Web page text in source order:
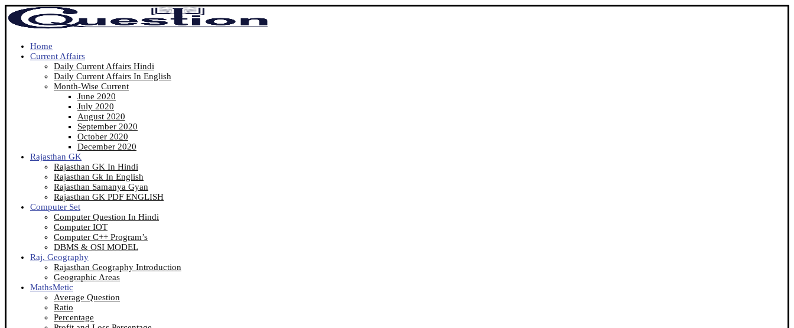
Home
Current Affairs
Daily Current Affairs Hindi
Daily Current Affairs In English
Month-Wise Current
June 2020
July 2020
August 2020
September 2020
October 2020
December 2020
Rajasthan GK
Rajasthan GK In Hindi
Rajasthan Gk In English
Rajasthan Samanya Gyan
Rajasthan GK PDF ENGLISH
Computer Set
Computer Question In Hindi
Computer IOT
Computer C++ Program’s
DBMS & OSI MODEL
Raj. Geography
Rajasthan Geography Introduction
Geographic Areas
MathsMetic
Average Question
Ratio
Percentage